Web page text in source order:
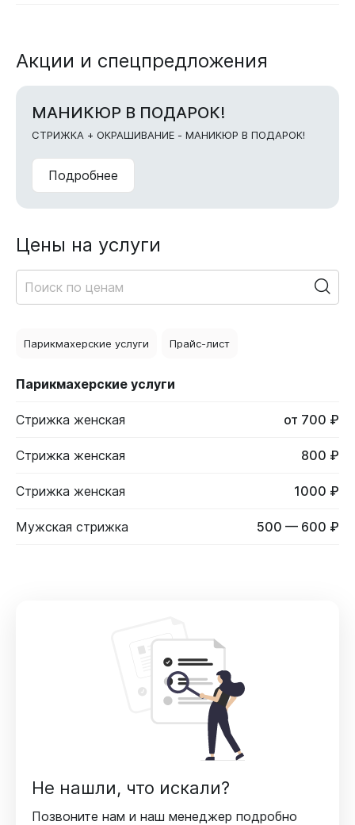
Акции и спецпредложения
МАНИКЮР В ПОДАРОК!
СТРИЖКА + ОКРАШИВАНИЕ - МАНИКЮР В ПОДАРОК!
Подробнее
Цены на услуги
Парикмахерские услуги Прайс-лист
Парикмахерские услуги
Стрижка женская от 700 ₽
Стрижка женская 800 ₽
Стрижка женская 1000 ₽
Мужская стрижка 500 — 600 ₽
Не нашли, что искали?
Позвоните нам и наш менеджер подробно